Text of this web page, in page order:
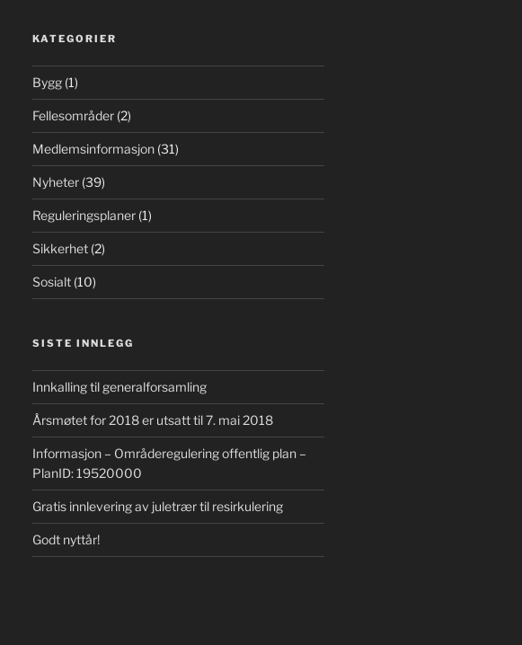
KATEGORIER
Bygg(1)
Fellesområder(2)
Medlemsinformasjon(31)
Nyheter(39)
Reguleringsplaner(1)
Sikkerhet(2)
Sosialt(10)
SISTE INNLEGG
Innkalling til generalforsamling
Årsmøtet for 2018 er utsatt til 7. mai 2018
Informasjon – Områderegulering offentlig plan –
PlanID: 19520000
Gratis innlevering av juletrær til resirkulering
Godt nyttår!